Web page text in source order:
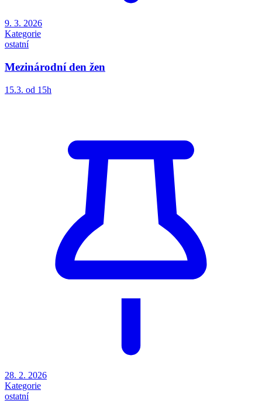
9. 3. 2026
Kategorie
ostatní
Mezinárodní den žen
15.3. od 15h
28. 2. 2026
Kategorie
ostatní